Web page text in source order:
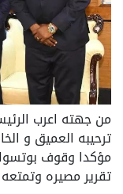
من جهته اعرب
ترحيبه العميق و
مؤكدا وقوف
تقرير مصيره